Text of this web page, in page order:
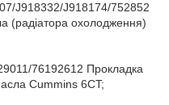
J918332/J918174/752852
(радіатора охолодження)
76192612 Прокладка
Cummins 6CT;